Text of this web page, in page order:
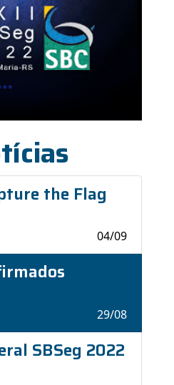
the Flag
04/09
29/08
SBSeg 2022